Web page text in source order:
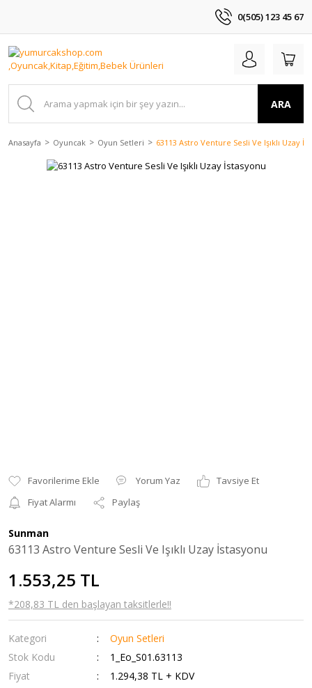
0(505) 123 45 67
ARA
Anasayfa Oyuncak Oyun Setleri 63113 Astro Venture Sesli Ve Işıklı Uzay
Yorum Yaz
Tavsiye Et
Fiyat Alarmı
Paylaş
Sunman
63113 Astro Venture Sesli Ve Işıklı Uzay İstasyonu
1.553,25 TL
*208,83 TL den başlayan taksitlerle!!
Kategori
Oyun Setleri
Stok Kodu
1_Eo_S01.63113
Fiyat
1.294,38 TL + KDV